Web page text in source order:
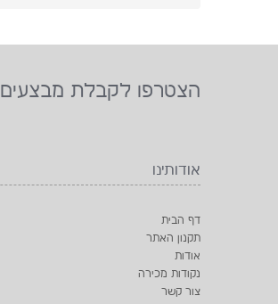
הצטרפו לקבלת מבצעים
אודותינו
דף הבית
תקנון האתר
אודות
נקודות מכירה
צור קשר